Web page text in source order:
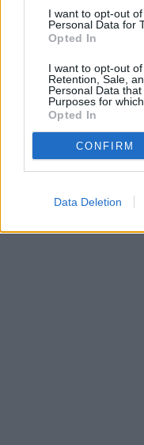
I want to opt-out
Personal Data for
Opted In
I want to opt-out
Retention, Sale,
Personal Data
Purposes for
Opted In
CONFIRM
Data Deletion
O webu parabola.cz •O
Dovolená u moře•Bazény